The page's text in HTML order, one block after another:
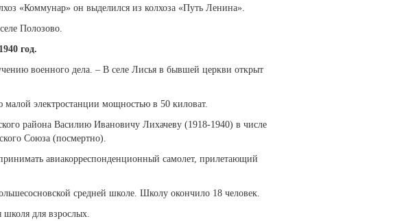
«Коммунар» он выделился из колхоза «Путь Ленина».
Полозово.
1940 год.
военного дела. – В селе Лисья в бывшей церкви открыт
электростанции мощностью в 50 киловат.
района Василию Ивановичу Лихачеву (1918-1940) в числе
Союза (посмертно).
авиакорреспонденционный самолет, прилетающий
средней школе. Школу окончило 18 человек.
школя для взрослых.